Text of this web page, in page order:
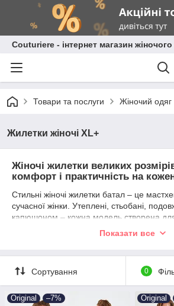
Сouturiere - інтернет магазин
Товари та послуги Жіночий одяг
Жилетки жіночі XL+
Жіночі жилетки великих
комфорт і практичність на
Стильні жіночі жилетки батал – це
сучасної жінки. Утеплені, стьобані,
капюшоном – кожна модель створена
урахуванням особливостей фігури.
💙 Переваги наших моделей:
— Ідеальна посадка на фігуру плюс
— Плащівка лаке, синтепон, легка
Показати все
Сортування 0
Original –7% Original